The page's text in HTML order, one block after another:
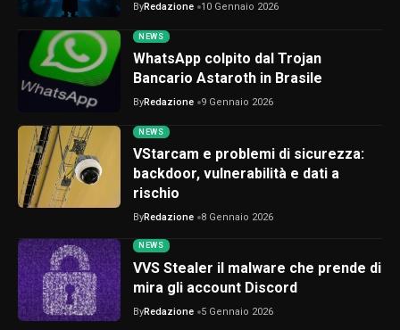
ByRedazione 10 Gennaio 2026
NEWS
WhatsApp colpito dal Trojan
Bancario Astaroth in Brasile
ByRedazione 9 Gennaio 2026
NEWS
VStarcam e problemi di sicurezza:
backdoor, vulnerabilità e dati a
rischio
ByRedazione 8 Gennaio 2026
NEWS
VVS Stealer il malware che prende di
mira gli account Discord
ByRedazione 5 Gennaio 2026